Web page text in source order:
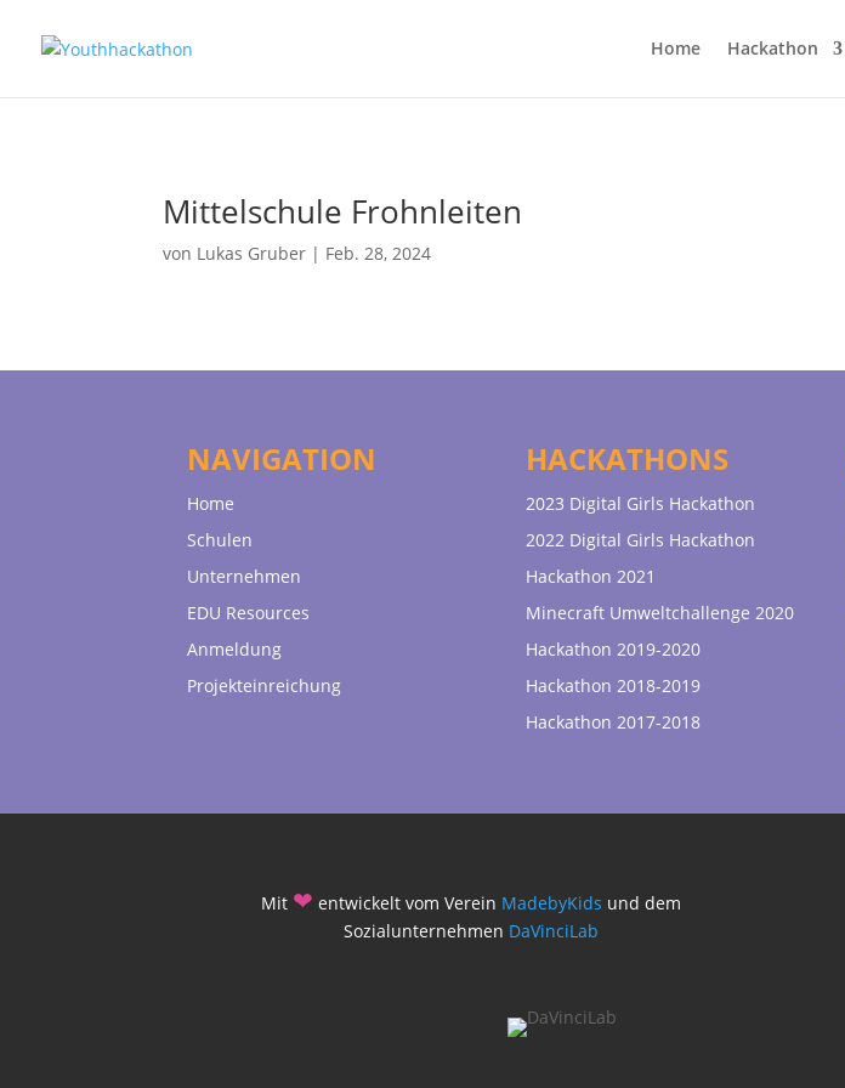
Home Hackathon
Mittelschule Frohnleiten
von Lukas Gruber | Feb. 28, 2024
NAVIGATION
Home
Schulen
Unternehmen
EDU Resources
Anmeldung
Projekteinreichung
HACKATHONS
2023 Digital Girls Hackathon
2022 Digital Girls Hackathon
Hackathon 2021
Minecraft Umweltchallenge 2020
Hackathon 2019-2020
Hackathon 2018-2019
Hackathon 2017-2018
Mit ❤ entwickelt vom Verein MadebyKids und dem
Sozialunternehmen DaVinciLab